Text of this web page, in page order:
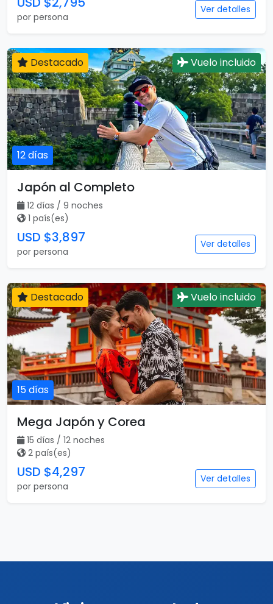
por persona
Ver detalles
12 días
Destacado Vuelo incluido
Japón al Completo
12 días / 9 noches
1 país(es)
USD $3,897
por persona
Ver detalles
15 días
Destacado Vuelo incluido
Mega Japón y Corea
15 días / 12 noches
2 país(es)
USD $4,297
por persona
Ver detalles